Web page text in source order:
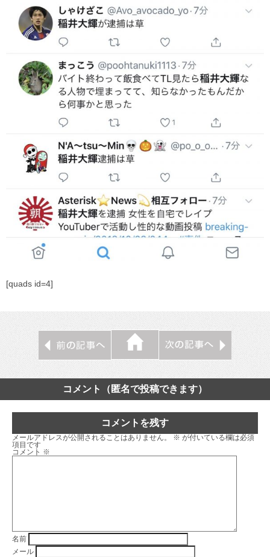
[quads id=4]
コメント（匿名で投稿できます）
コメントを残す
メールアドレスが公開されることはありません。 ※ が付いている欄は必須
項目です
コメント ※
名前
メール